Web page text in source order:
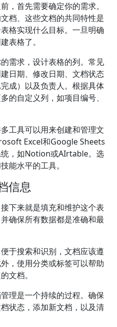
，首先需要确定你的需求。
档、这些文档的共同特性是
格实现什么目标。一旦明确
表格了。
的需求，设计表格的列。常见
日期、修改日期、文档状态
完成）以及负责人。根据具体
的自定义列，如项目编号、
多工具可以用来创建和管理文
Excel和Google Sheets
，如Notion或AIrtable。选
能水平的工具。
信息
下来就是填充和维护这个表
确保所有数据都是准确和最
便于搜索和识别，文档应该遵
，使用分类或标签可以帮助
文档。
管理是一个持续的过程。确保
状态，添加新文档，以及清